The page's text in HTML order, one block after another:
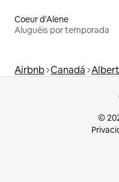
Coeur d'Alene
Aluguéis por temporada
Airbnb Canadá
©